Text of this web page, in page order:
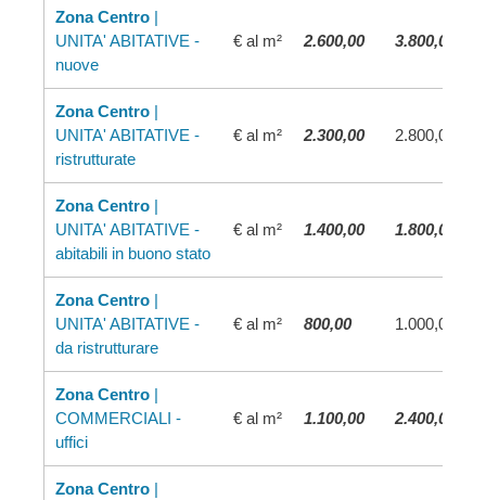
Zona Centro |
UNITA' ABITATIVE -
nuove
€ al m² 2.600,00 3.800,00
Zona Centro |
UNITA' ABITATIVE -
ristrutturate
€ al m² 2.300,00 2.800,00
Zona Centro |
UNITA' ABITATIVE -
abitabili in buono stato
€ al m² 1.400,00 1.800,00
Zona Centro |
UNITA' ABITATIVE -
da ristrutturare
€ al m² 800,00 1.000,00
Zona Centro |
COMMERCIALI -
uffici
€ al m² 1.100,00 2.400,00
Zona Centro |